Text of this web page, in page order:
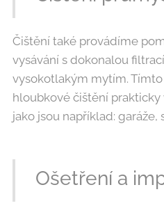
Čištění také provádíme
vysávání s dokonalou
vysokotlakým mytím.
hloubkové čištění
jako jsou například: garáže,
Ošetření a